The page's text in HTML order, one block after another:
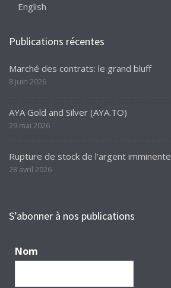
English
Publications récentes
Marché des contrats: le grand bluff
8 juin 2026
AYA Gold and Silver (AYA.TO)
29 mai 2026
Rupture de stock de l’argent imminente
28 avril 2026
S’abonner à nos publications
Nom